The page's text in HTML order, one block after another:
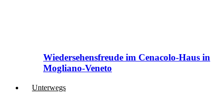
Wiedersehensfreude im Cenacolo-Haus in
Mogliano-Veneto
Unterwegs